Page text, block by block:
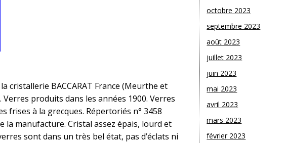
cristallerie BACCARAT France (Meurthe et
Verres produits dans les années 1900. Verres
frises à la grecques. Répertoriés n° 3458
la manufacture. Cristal assez épais, lourd et
sont dans un très bel état, pas d’éclats ni
octobre 2023
septembre 2023
août 2023
juillet 2023
juin 2023
mai 2023
avril 2023
mars 2023
février 2023